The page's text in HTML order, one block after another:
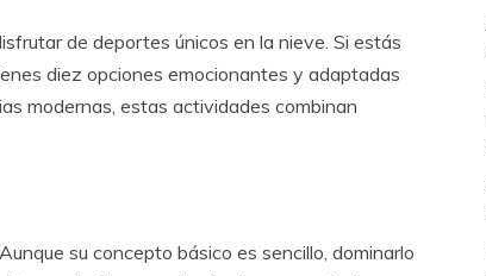
de deportes únicos en la nieve. Si estás
diez opciones emocionantes y adaptadas
modernas, estas actividades combinan
su concepto básico es sencillo, dominarlo